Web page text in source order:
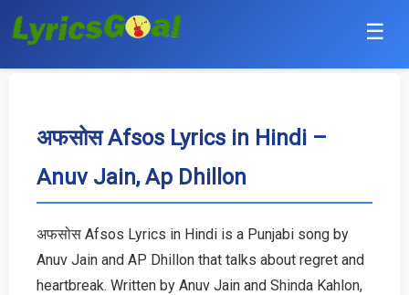
☰
Hindi
Bollywood
English
अफसोस Afsos Lyrics in Hindi –
Anuv Jain, Ap Dhillon
अफसोस Afsos Lyrics in Hindi is a Punjabi song by
Anuv Jain and AP Dhillon that talks about regret and
heartbreak. Written by Anuv Jain and Shinda Kahlon,